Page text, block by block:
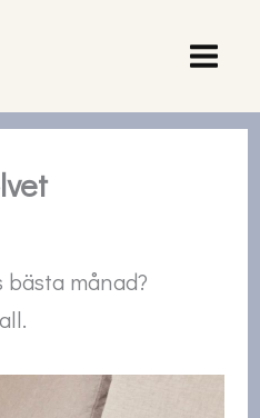
månad?